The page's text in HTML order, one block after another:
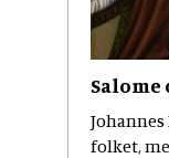
Salome
folket,